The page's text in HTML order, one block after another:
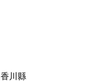
香川縣